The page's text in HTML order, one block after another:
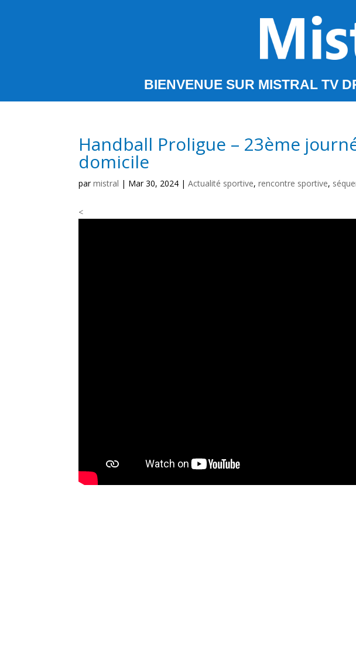
BIENVENUE SUR MISTRAL TV
Handball Proligue – 23ème
domicile
parmistral | Mar 30, 2024 |Actualité sportive,rencontre sportive,
<